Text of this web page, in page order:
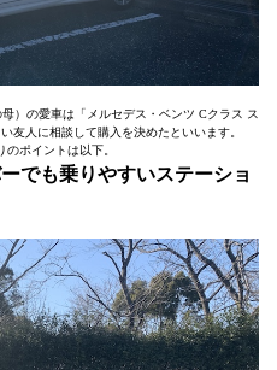
）の愛車は「メルセデス・ベンツ Cクラス ス
友人に相談して購入を決めたといいます。
のポイントは以下。
でも乗りやすいステーショ